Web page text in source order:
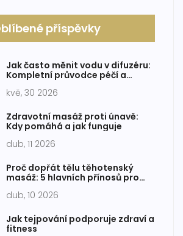
příspěvky
Jak často měnit vodu v difuzéru:
Kompletní průvodce péčí a
kvě, 30 2026
Zdravotní masáž proti únavě:
Kdy pomáhá a jak funguje
dub, 11 2026
Proč dopřát tělu těhotenský
masáž: 5 hlavních přínosů pro
dub, 10 2026
Jak tejpování podporuje zdraví a
fitness